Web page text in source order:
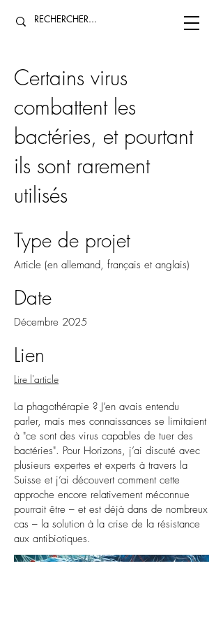
Certains virus
combattent les
bactéries, et pourtant
ils sont rarement
utilisés
Type de projet
Article (en allemand, français et anglais)
Date
Décembre 2025
Lien
Lire l'article
La phagothérapie ? J’en avais entendu
parler, mais mes connaissances se limitaient
à "ce sont des virus capables de tuer des
bactéries". Pour Horizons, j’ai discuté avec
plusieurs expertes et experts à travers la
Suisse et j’ai découvert comment cette
approche encore relativement méconnue
pourrait être – et est déjà dans de nombreux
cas – la solution à la crise de la résistance
aux antibiotiques.